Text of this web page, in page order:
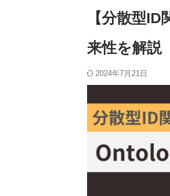
【分散型
来性を解説
2024年7月21日